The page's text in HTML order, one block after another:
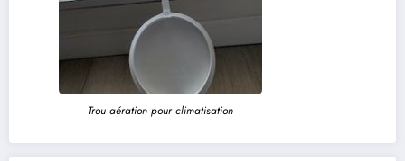
Trou aération pour climatisation